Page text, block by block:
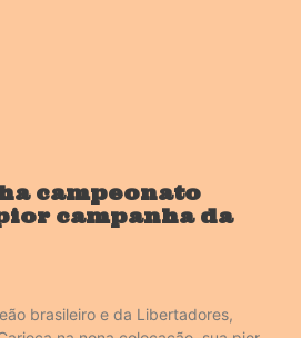
campeonato
campanha da
brasileiro e da Libertadores,